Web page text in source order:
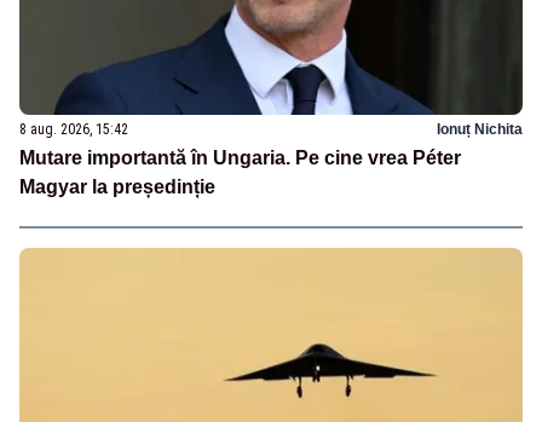
8 aug. 2026, 15:42 Ionuț Nichita
Mutare importantă în Ungaria. Pe cine vrea Péter
Magyar la președinție